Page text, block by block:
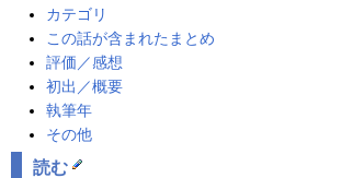
カテゴリ
この話が含まれたまとめ
評価／感想
初出／概要
執筆年
その他
読む